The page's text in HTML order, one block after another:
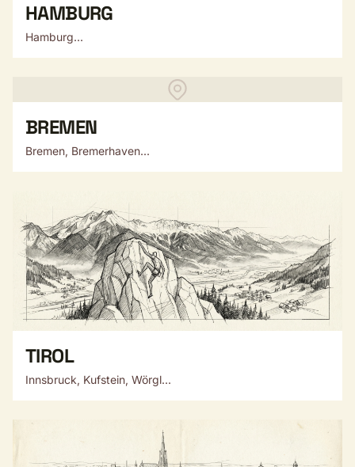
HAMBURG
Hamburg...
BREMEN
Bremen, Bremerhaven...
TIROL
Innsbruck, Kufstein, Wörgl...